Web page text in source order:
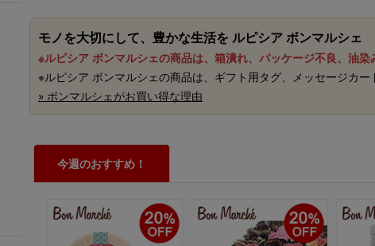
モノを大切にして、豊かな生活を ルピシア ボンマルシェ
※ルピシア ボンマルシェの商品は、箱潰れ、パッケージ不良、油染
※ルピシア ボンマルシェの商品は、ギフト用タグ、メッセージカー
» ボンマルシェがお買い得な理由
今週のおすすめ！